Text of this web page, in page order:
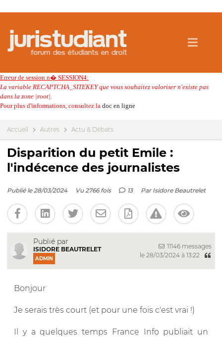
Erreur de session n� SESSION4:
La variable RECAPTCHA_SITEKEY que vous souhaitez valoriser n'existe pas
dans la zone |root|.
Pour plus d'informations, consultez la doc en ligne
Accueil Autres Actu & Débats
Disparition du petit Emile :
l'indécence des journalistes
Publié le 28/03/2024 Vu 2766 fois 13 Par Isidore Beautrelet
Publié par
ISIDORE BEAUTRELET
ADMIN
11146 messages
le 28/03/2024 à 13:22
Bonjour
Je serais très court (et pour une fois c'est vrai !)
Il y a quelques temps France Info publiait un